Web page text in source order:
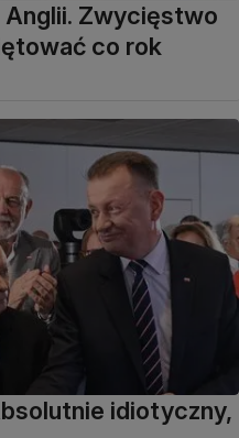
Zwycięstwo
co rok
idiotyczny,